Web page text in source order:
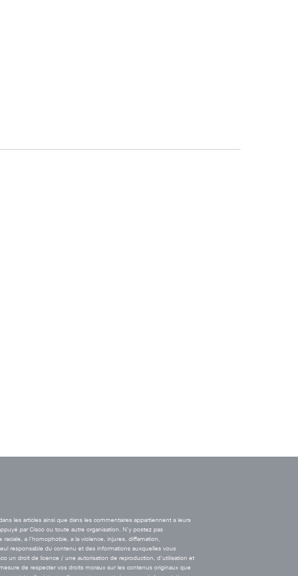
les articles ainsi que dans les commentaires appartiennent a leurs
par Cisco ou toute autre organisation. N’y postez pas
a l’homophobie, a la violence, injures, diffamation,
responsable du contenu et des informations auxquelles vous
un droit de licence / une autorisation de reproduction, d’utilisation et
de respecter vos droits moraux sur les contenus originaux que